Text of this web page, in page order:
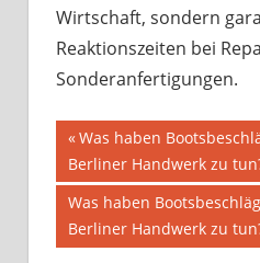
Wirtschaft, sondern
Reaktionszeiten bei
Sonderanfertigungen.
Vorheriger
Beitrag:
Was haben
Berliner Handwerk zu
Nächster
Beitrag:
Was haben
Berliner Handwerk zu